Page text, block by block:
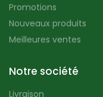
Promotions
Nouveaux produits
Meilleures ventes
Notre société
Livraison